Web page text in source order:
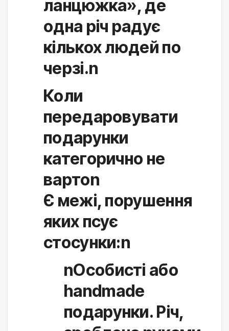
ланцюжка», де
одна річ радує
кількох людей по
черзі.n
Коли
передаровувати
подарунки
категорично не
вартоn
Є межі, порушення
яких псує
стосунки:n
nОсобисті або
handmade
подарунки. Річ,